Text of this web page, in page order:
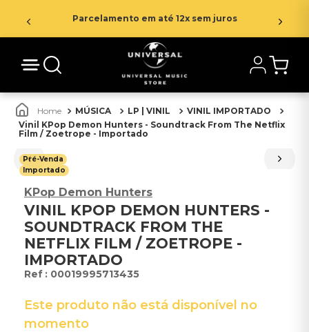
Parcelamento em até 12x sem juros
MÚSICA LP | VINIL
VINIL IMPORTADO
Vinil KPop Demon Hunters - Soundtrack From The Netflix
Film / Zoetrope - Importado
Pré-Venda
Importado
KPop Demon Hunters
VINIL KPOP DEMON HUNTERS -
SOUNDTRACK FROM THE
NETFLIX FILM / ZOETROPE -
IMPORTADO
: 00019995713435
Este produto não está disponível no
momento